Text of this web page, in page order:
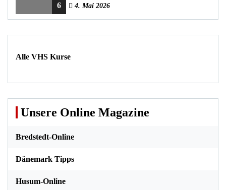
6
Rezepten
4. Mai 2026
Alle VHS Kurse
Unsere Online Magazine
Bredstedt-Online
Dänemark Tipps
Husum-Online